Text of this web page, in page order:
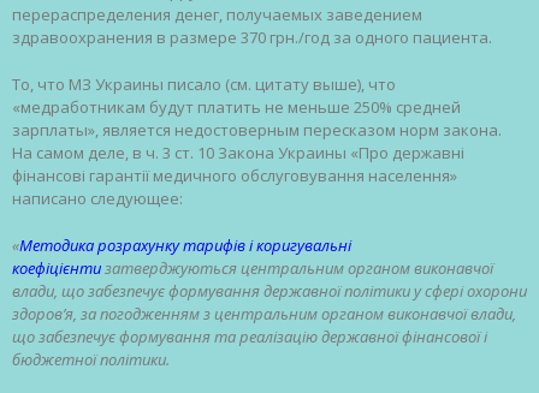
перераспределения денег, получаемых заведением
здравоохранения в размере 370 грн./год за одного пациента.
То, что МЗ Украины писало (см. цитату выше), что
«медработникам будут платить не меньше 250% средней
зарплаты», является недостоверным пересказом норм закона.
На самом деле, в ч. 3 ст. 10 Закона Украины «Про державні
фінансові гарантії медичного обслуговування населення»
написано следующее:
«Методика розрахунку тарифів і коригувальні
коефіцієнтизатверджуються центральним органом виконавчої
влади, що забезпечує формування державної політики у сфері охорони
здоров’я, за погодженням з центральним органом виконавчої влади,
що забезпечує формування та реалізацію державної фінансової і
бюджетної політики.